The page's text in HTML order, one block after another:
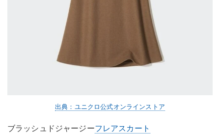
出典：ユニクロ公式オンラインストア
ブラッシュドジャージーフレアスカート